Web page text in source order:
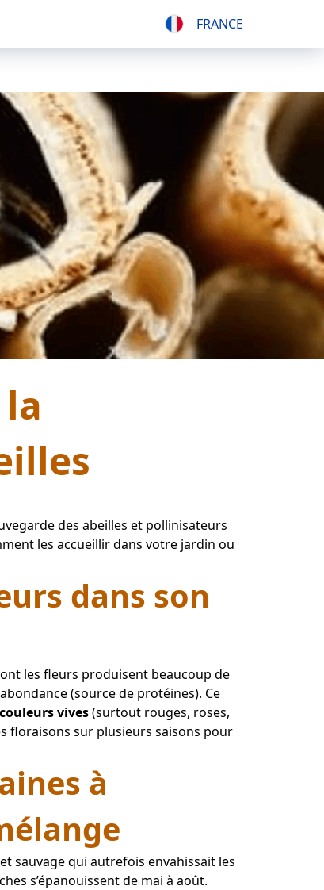
FRANCE
des abeilles et pollinisateurs
les accueillir dans votre jardin ou
dans son
les fleurs produisent beaucoup de
(source de protéines). Ce
vives (surtout rouges, roses,
floraisons sur plusieurs saisons pour
à
sauvage qui autrefois envahissait les
s’épanouissent de mai à août.